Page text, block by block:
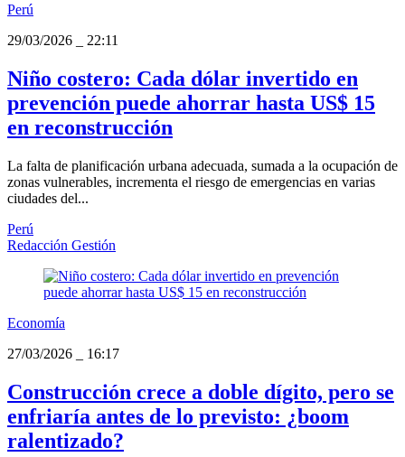
Perú
29/03/2026
22:11
Niño costero: Cada dólar invertido en
prevención puede ahorrar hasta US$ 15
en reconstrucción
La falta de planificación urbana adecuada, sumada a la ocupación de
zonas vulnerables, incrementa el riesgo de emergencias en varias
ciudades del...
Perú
Redacción Gestión
Economía
27/03/2026
16:17
Construcción crece a doble dígito, pero se
enfriaría antes de lo previsto: ¿boom
ralentizado?